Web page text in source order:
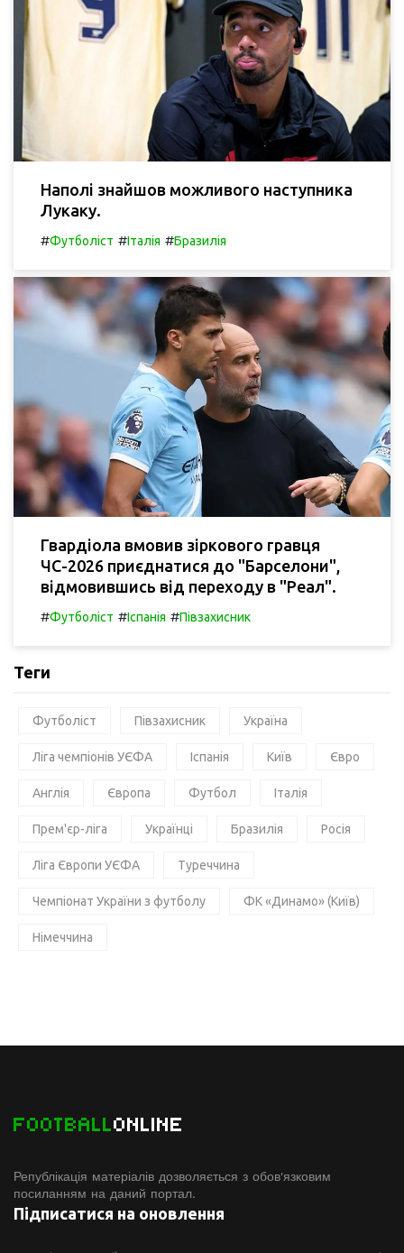
Наполі знайшов можливого наступника
Лукаку.
#Футболіст #Італія #Бразилія
Гвардіола вмовив зіркового гравця
ЧС-2026 приєднатися до "Барселони",
відмовившись від переходу в "Реал".
#Футболіст #Іспанія #Півзахисник
Теги
Футболіст Півзахисник Україна
Ліга чемпіонів УЄФА Іспанія Київ Євро
Англія Європа Футбол Італія
Прем'єр-ліга Українці Бразилія Росія
Ліга Європи УЄФА Туреччина
Чемпіонат України з футболу ФК «Динамо» (Київ)
Німеччина
FOOTBALLONLINE
Републікація матеріалів дозволяється з обов'язковим
посиланням на даний портал.
Підписатися на оновлення